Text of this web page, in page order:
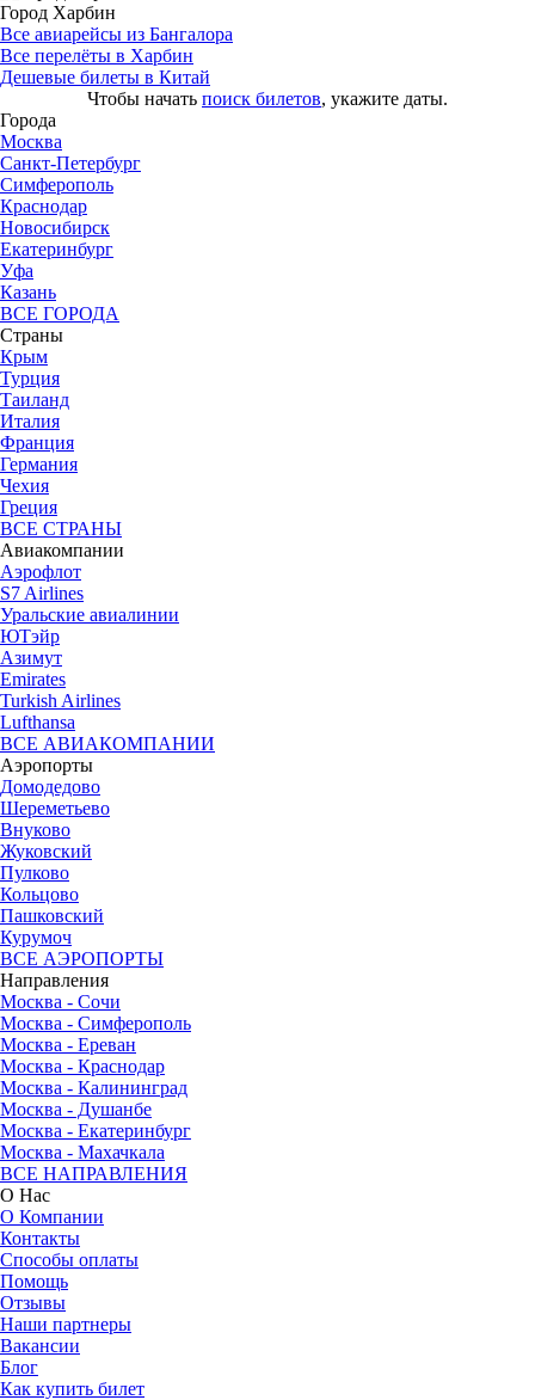
Город Харбин
Все авиарейсы из Бангалора
Все перелёты в Харбин
Дешевые билеты в Китай
Чтобы начать поиск билетов, укажите даты.
Города
Москва
Санкт-Петербург
Симферополь
Краснодар
Новосибирск
Екатеринбург
Уфа
Казань
ВСЕ ГОРОДА
Страны
Крым
Турция
Таиланд
Италия
Франция
Германия
Чехия
Греция
ВСЕ СТРАНЫ
Авиакомпании
Аэрофлот
S7 Airlines
Уральские авиалинии
ЮТэйр
Азимут
Emirates
Turkish Airlines
Lufthansa
ВСЕ АВИАКОМПАНИИ
Аэропорты
Домодедово
Шереметьево
Внуково
Жуковский
Пулково
Кольцово
Пашковский
Курумоч
ВСЕ АЭРОПОРТЫ
Направления
Москва - Сочи
Москва - Симферополь
Москва - Ереван
Москва - Краснодар
Москва - Калининград
Москва - Душанбе
Москва - Екатеринбург
Москва - Махачкала
ВСЕ НАПРАВЛЕНИЯ
О Нас
О Компании
Контакты
Способы оплаты
Помощь
Отзывы
Наши партнеры
Вакансии
Блог
Как купить билет